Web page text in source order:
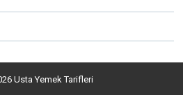
Usta Yemek Tarifleri